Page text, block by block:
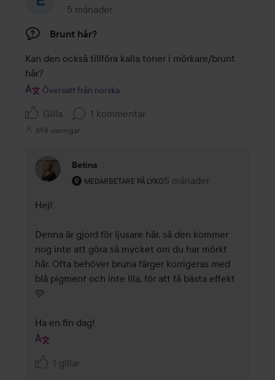
5 månader
Inlägget skapades 5 månader
Brunt hår?
Kan den också tillföra kalla toner i mörkare/brunt
hår?
Översatt från norska
Gilla 1 kommentar
894 visningar
Betina
MEDARBETARE PÅ LYKO
Användarens roll: Medarbetare på Lyko.
5 månader
Kommentaren lades 5
Hej!
Denna är gjord för ljusare hår, så den kommer
nog inte att göra så mycket om du har mörkt
hår. Ofta behöver bruna färger korrigeras med
blå pigment och inte lila, för att få bästa effekt
🩷
Ha en fin dag!
1 gillar